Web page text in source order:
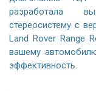
разработала
стереосистему с
Land Rover Range
вашему
эффективность.